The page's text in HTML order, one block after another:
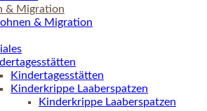
& Migration
& Migration
Kindertagesstätten
Kinderkrippe Laaberspatzen
Kinderkrippe Laaberspatzen